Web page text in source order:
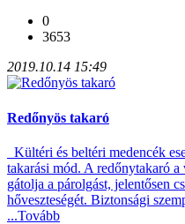
0
3653
2019.10.14 15:49
Redőnyös takaró
Kültéri és beltéri medencék
takarási mód. A redőnytakaró
gátolja a párolgást, jelentősen
hőveszteségét. Biztonsági
...Tovább